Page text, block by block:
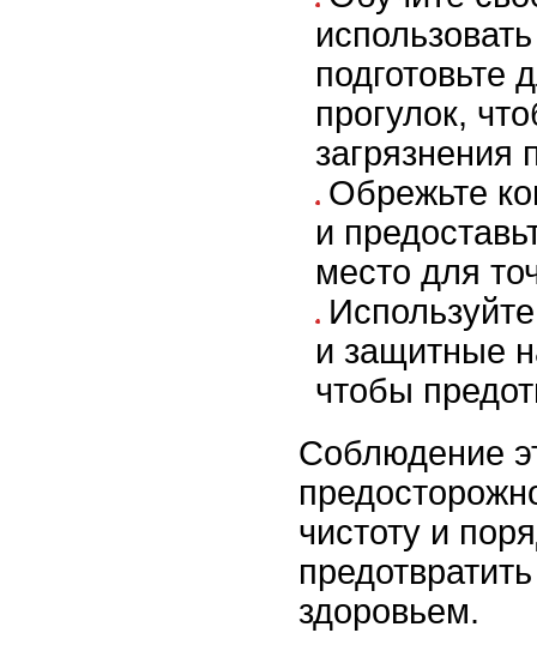
подготовьте
прогулок,
загрязнения
Обрежьте
и
место для
и защитные
чтобы
Соблюдение
чистоту и
здоровьем.